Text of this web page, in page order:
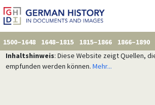
1500–1648 1648–1815 1815–1866 1866–1890
Inhaltshinweis: Diese Website zeigt Quellen,
empfunden werden können. Mehr...